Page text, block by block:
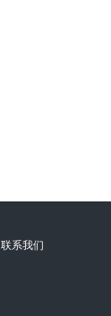
联系我们